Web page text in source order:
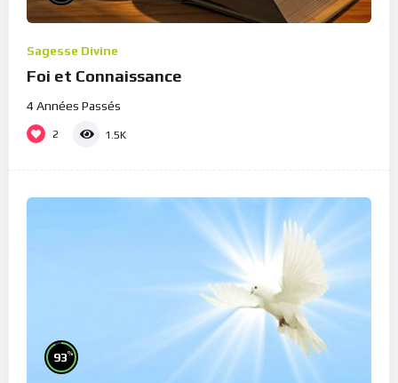
Sagesse Divine
Foi et Connaissance
4 Années Passés
2 1.5K
93%